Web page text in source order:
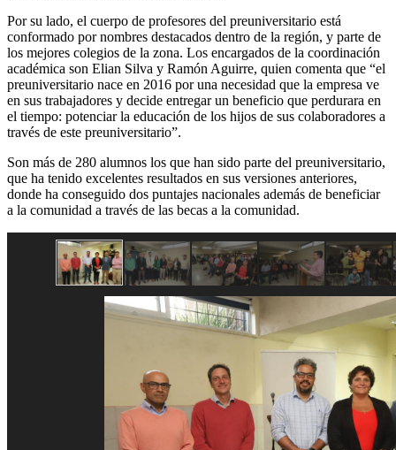
Por su lado, el cuerpo de profesores del preuniversitario está
conformado por nombres destacados dentro de la región, y parte de
los mejores colegios de la zona. Los encargados de la coordinación
académica son Elian Silva y Ramón Aguirre, quien comenta que “el
preuniversitario nace en 2016 por una necesidad que la empresa ve
en sus trabajadores y decide entregar un beneficio que perdurara en
el tiempo: potenciar la educación de los hijos de sus colaboradores a
través de este preuniversitario”.
Son más de 280 alumnos los que han sido parte del preuniversitario,
que ha tenido excelentes resultados en sus versiones anteriores,
donde ha conseguido dos puntajes nacionales además de beneficiar
a la comunidad a través de las becas a la comunidad.